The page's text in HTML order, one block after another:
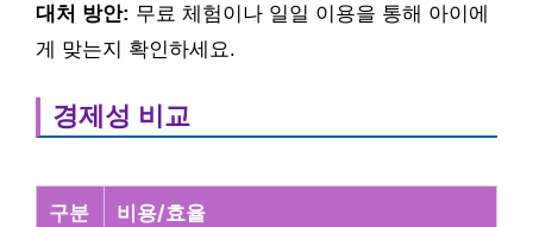
대처 방안: 무료 체험이나 일일 이용을 통해 아이에
게 맞는지 확인하세요.
경제성 비교
구분 비용/효율